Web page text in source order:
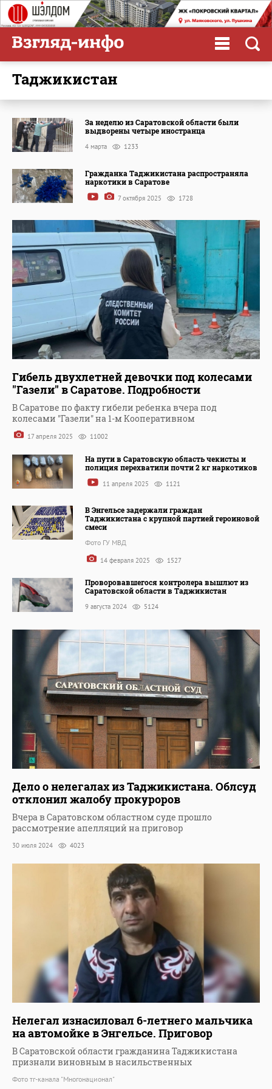
Таджикистан
За неделю из Саратовской области были
выдворены четыре иностранца
4 марта 1233
Гражданка Таджикистана распространяла
наркотики в Саратове
7 октября 2025 1728
Гибель двухлетней девочки под колесами
"Газели" в Саратове. Подробности
В Саратове по факту гибели ребенка вчера под
колесами "Газели" на 1-м Кооперативном
17 апреля 2025 11002
На пути в Саратовскую область чекисты и
полиция перехватили почти 2 кг наркотиков
11 апреля 2025 1121
В Энгельсе задержали граждан
Таджикистана с крупной партией героиновой
смеси
Фото ГУ МВД
14 февраля 2025 1527
Проворовавшегося контролера вышлют из
Саратовской области в Таджикистан
9 августа 2024 5124
Дело о нелегалах из Таджикистана. Облсуд
отклонил жалобу прокуроров
Вчера в Саратовском областном суде прошло
рассмотрение апелляций на приговор
30 июля 2024 4023
Нелегал изнасиловал 6-летнего мальчика
на автомойке в Энгельсе. Приговор
В Саратовской области гражданина Таджикистана
признали виновным в насильственных
Фото тг-канала "Многонационал"